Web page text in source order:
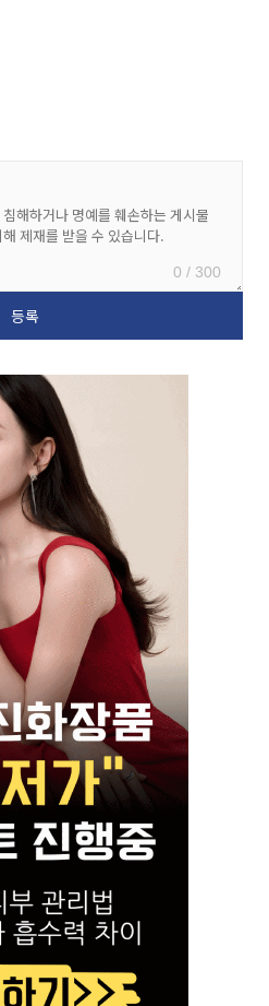
0 / 300